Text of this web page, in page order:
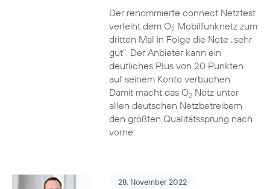
Der renommierte connect Netztest
verleiht dem O2Mobilfunknetz zum
dritten Mal in Folge die Note „sehr
gut“. Der Anbieter kann ein
deutliches Plus von 20 Punkten
auf seinem Konto verbuchen.
Damit macht das O2Netz unter
allen deutschen Netzbetreibern
den größten Qualitätssprung nach
vorne.
28. November 2022